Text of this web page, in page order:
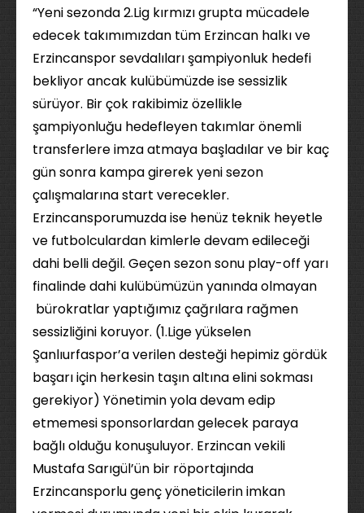
“Yeni sezonda 2.Lig kırmızı grupta mücadele
edecek takımımızdan tüm Erzincan halkı ve
Erzincanspor sevdalıları şampiyonluk hedefi
bekliyor ancak kulübümüzde ise sessizlik
sürüyor. Bir çok rakibimiz özellikle
şampiyonluğu hedefleyen takımlar önemli
transferlere imza atmaya başladılar ve bir kaç
gün sonra kampa girerek yeni sezon
çalışmalarına start verecekler.
Erzincansporumuzda ise henüz teknik heyetle
ve futbolculardan kimlerle devam edileceği
dahi belli değil. Geçen sezon sonu play-off yarı
finalinde dahi kulübümüzün yanında olmayan
bürokratlar yaptığımız çağrılara rağmen
sessizliğini koruyor. (1.Lige yükselen
Şanlıurfaspor’a verilen desteği hepimiz gördük
başarı için herkesin taşın altına elini sokması
gerekiyor) Yönetimin yola devam edip
etmemesi sponsorlardan gelecek paraya
bağlı olduğu konuşuluyor. Erzincan vekili
Mustafa Sarıgül’ün bir röportajında
Erzincansporlu genç yöneticilerin imkan